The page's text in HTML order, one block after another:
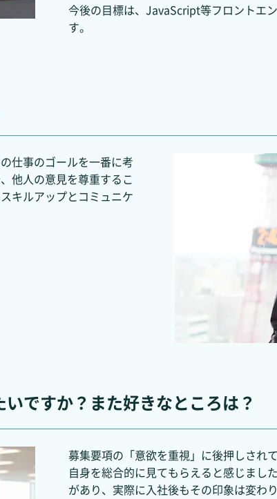
今後の目標は、JavaScript等フロントエ
す。
仕事のゴールを一番に考
他人の意見を尊重するこ
キルアップとコミュニケ
ですか？また好きなところは？
募集要項の「意欲を重視」に後押しされ
自身を総合的に見てもらえると感じまし
があり、実際に入社後もその印象は変わ